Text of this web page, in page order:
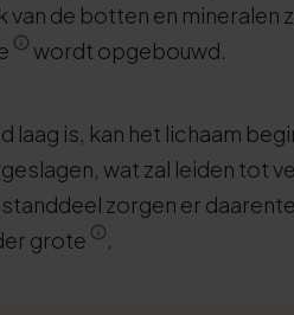
van de botten en mineralen
wordt opgebouwd.
is, kan het lichaam
wat zal leiden tot
zorgen er
grote
.